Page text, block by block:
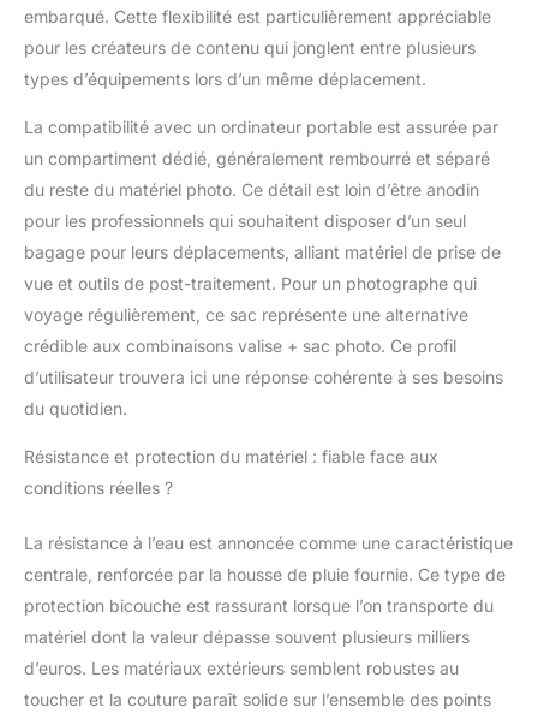
besoins. Système de
transport professionnel
: Sangles réglables, le
être déplacé vers le
haut et vers le bas pour
ajuster 4CM, adapté à
types de corps; des
sangles plus larges et
plus épaisses rendent
le transport plus facile
et plus confortable ;
dos EVA respirant plus
proche des courbes du
réduction de la charge
poches à fermeture à
stockés des
accessoires. Accès
rapide par la fermeture
à glissière du côté droit
glissière latérale droite
embarqué. Cette flexibilité est particulièrement appréciable
pour les créateurs de contenu qui jonglent entre plusieurs
types d’équipements lors d’un même déplacement.
La compatibilité avec un ordinateur portable est assurée par
un compartiment dédié, généralement rembourré et séparé
du reste du matériel photo. Ce détail est loin d’être anodin
pour les professionnels qui souhaitent disposer d’un seul
bagage pour leurs déplacements, alliant matériel de prise de
vue et outils de post-traitement. Pour un photographe qui
voyage régulièrement, ce sac représente une alternative
crédible aux combinaisons valise + sac photo. Ce profil
d’utilisateur trouvera ici une réponse cohérente à ses besoins
du quotidien.
Résistance et protection du matériel : fiable face aux
conditions réelles ?
La résistance à l’eau est annoncée comme une caractéristique
centrale, renforcée par la housse de pluie fournie. Ce type de
protection bicouche est rassurant lorsque l’on transporte du
matériel dont la valeur dépasse souvent plusieurs milliers
d’euros. Les matériaux extérieurs semblent robustes au
toucher et la couture paraît solide sur l’ensemble des points